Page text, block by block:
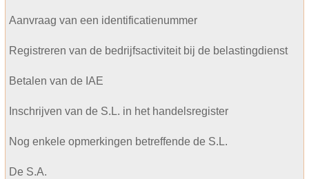
Aanvraag van een identificatienummer
Registreren van de bedrijfsactiviteit bij de belastingdienst
Betalen van de IAE
Inschrijven van de S.L. in het handelsregister
Nog enkele opmerkingen betreffende de S.L.
De S.A.